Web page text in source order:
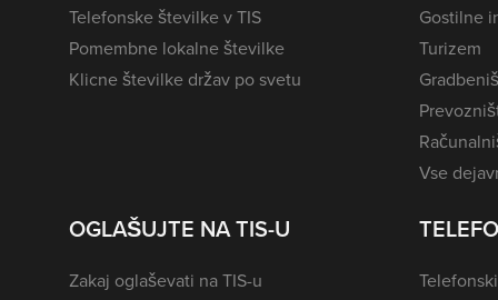
Telefonske številke v TIS
Pomembne lokalne številke
Klicne številke držav po svetu
Gostilne
Turizem
Vse
OGLAŠUJTE NA TIS-U
Zakaj oglaševati na TIS-u